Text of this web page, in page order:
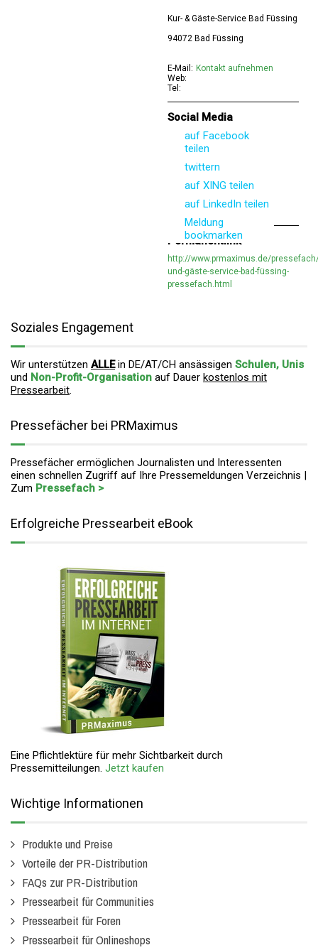
Kur- & Gäste-Service Bad Füssing
94072 Bad Füssing
E-Mail: Kontakt aufnehmen
Web:
Tel:
Social Media
auf Facebook
teilen
twittern
auf XING teilen
auf LinkedIn teilen
Meldung
bookmarken
Permanentlink
http://www.prmaximus.de/
und-gäste-service-bad-füssing-
pressefach.html
Soziales Engagement
Wir unterstützen ALLEin DE/AT/CH ansässigen Schulen, Unis
und Non-Profit-Organisation auf Dauer kostenlos mit
Pressearbeit.
Pressefächer bei PRMaximus
Pressefächer ermöglichen Journalisten und Interessenten
einen schnellen Zugriff auf Ihre Pressemeldungen Verzeichnis |
Zum Pressefach >
Erfolgreiche Pressearbeit eBook
Eine Pflichtlektüre für mehr Sichtbarkeit durch
Pressemitteilungen. Jetzt kaufen
Wichtige Informationen
Produkte und Preise
Vorteile der PR-Distribution
FAQs zur PR-Distribution
Pressearbeit für Communities
Pressearbeit für Foren
Pressearbeit für Onlineshops